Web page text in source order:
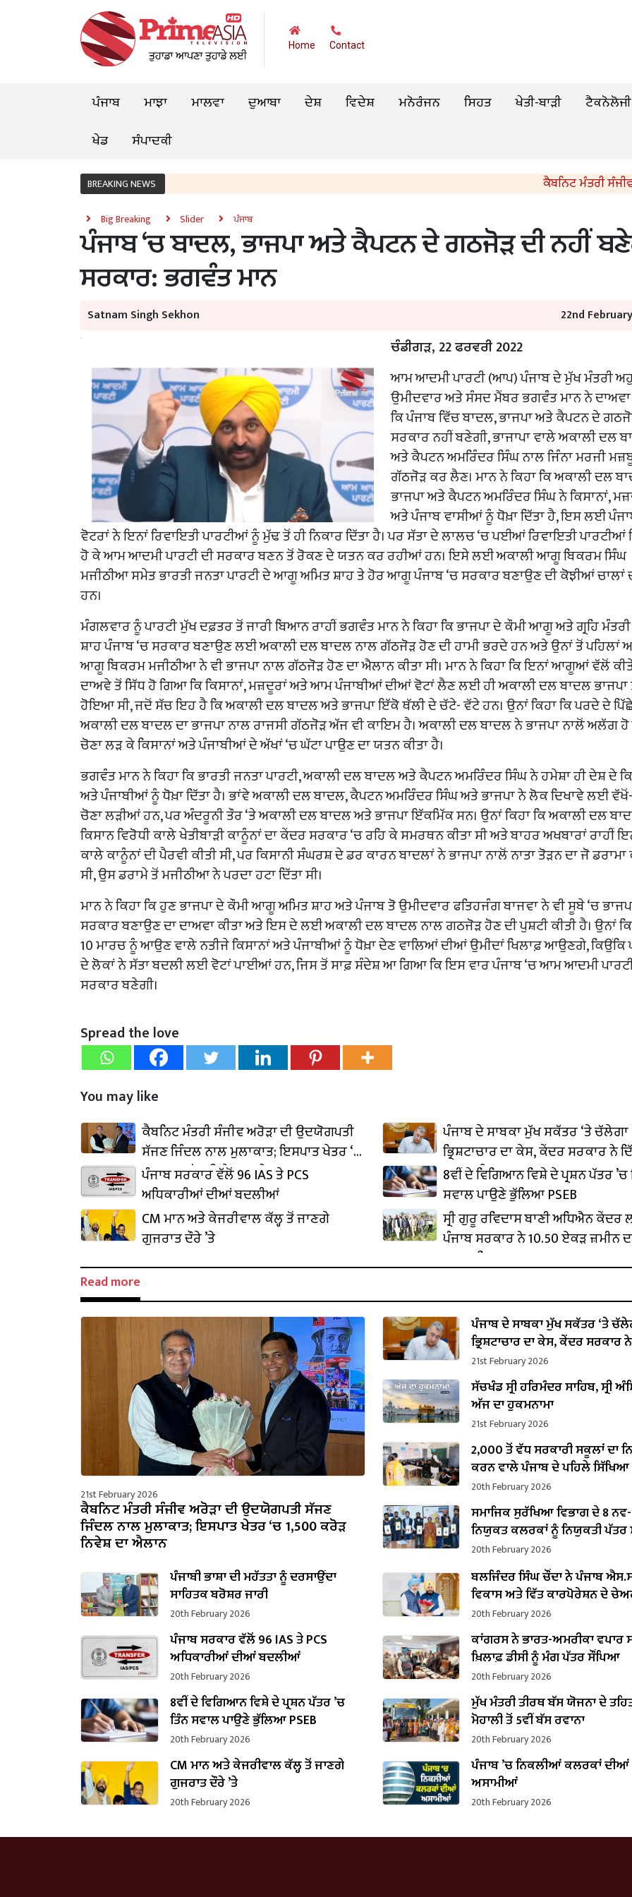
Home Contact
ਪੰਜਾਬ ਮਾਝਾ ਮਾਲਵਾ ਦੁਆਬਾ ਦੇਸ਼ ਵਿਦੇਸ਼ ਮਨੋਰੰਜਨ ਸਿਹਤ ਖੇਤੀ-ਬਾੜੀ ਟੈਕਨੋਲੋਜੀ
ਖੇਡ
ਸੰਪਾਦਕੀ
BREAKING NEWS ਕੈਬਨਿਟ ਮੰਤਰੀ ਸੰਜੀਵ
Big Breaking Slider ਪੰਜਾਬ
ਪੰਜਾਬ ‘ਚ ਬਾਦਲ, ਭਾਜਪਾ ਅਤੇ ਕੈਪਟਨ ਦੇ ਗਠਜੋੜ ਦੀ ਨਹੀਂ
ਸਰਕਾਰ: ਭਗਵੰਤ ਮਾਨ
Satnam Singh Sekhon 22nd
ਚੰਡੀਗੜ, 22 ਫਰਵਰੀ 2022
ਆਮ ਆਦਮੀ ਪਾਰਟੀ (ਆਪ) ਪੰਜਾਬ ਦੇ ਮੁੱਖ ਮੰਤਰੀ
ਉਮੀਦਵਾਰ ਅਤੇ ਸੰਸਦ ਮੈਂਬਰ ਭਗਵੰਤ ਮਾਨ ਨੇ ਦਾਅਵਾ
ਕਿ ਪੰਜਾਬ ਵਿੱਚ ਬਾਦਲ, ਭਾਜਪਾ ਅਤੇ ਕੈਪਟਨ ਦੇ
ਸਰਕਾਰ ਨਹੀਂ ਬਣੇਗੀ, ਭਾਜਾਪਾ ਵਾਲੇ ਅਕਾਲੀ ਦਲ
ਅਤੇ ਕੈਪਟਨ ਅਮਰਿੰਦਰ ਸਿੰਘ ਨਾਲ ਜਿੰਨਾ ਮਰਜੀ
ਗੱਠਜੋੜ ਕਰ ਲੈਣ। ਮਾਨ ਨੇ ਕਿਹਾ ਕਿ ਅਕਾਲੀ ਦਲ
ਭਾਜਪਾ ਅਤੇ ਕੈਪਟਨ ਅਮਰਿੰਦਰ ਸਿੰਘ ਨੇ ਕਿਸਾਨਾਂ,
ਅਤੇ ਪੰਜਾਬ ਵਾਸੀਆਂ ਨੂੰ ਧੋਖ਼ਾ ਦਿੱਤਾ ਹੈ, ਇਸ ਲਈ
ਵੋਟਰਾਂ ਨੇ ਇਨਾਂ ਰਿਵਾਇਤੀ ਪਾਰਟੀਆਂ ਨੂੰ ਮੁੱਢ ਤੋਂ ਹੀ ਨਿਕਾਰ ਦਿੱਤਾ ਹੈ। ਪਰ ਸੱਤਾ ਦੇ ਲਾਲਚ ‘ਚ ਪਈਆਂ ਰਿਵਾਇਤੀ
ਹੋ ਕੇ ਆਮ ਆਦਮੀ ਪਾਰਟੀ ਦੀ ਸਰਕਾਰ ਬਣਨ ਤੋਂ ਰੋਕਣ ਦੇ ਯਤਨ ਕਰ ਰਹੀਆਂ ਹਨ। ਇਸੇ ਲਈ ਅਕਾਲੀ ਆਗੂ ਬਿਕਰਮ ਸਿੰਘ
ਮਜੀਠੀਆ ਸਮੇਤ ਭਾਰਤੀ ਜਨਤਾ ਪਾਰਟੀ ਦੇ ਆਗੂ ਅਮਿਤ ਸ਼ਾਹ ਤੇ ਹੋਰ ਆਗੂ ਪੰਜਾਬ ‘ਚ ਸਰਕਾਰ ਬਣਾਉਣ ਦੀ ਕੋਝੀਆਂ
ਹਨ।
ਮੰਗਲਵਾਰ ਨੂੰ ਪਾਰਟੀ ਮੁੱਖ ਦਫ਼ਤਰ ਤੋਂ ਜਾਰੀ ਬਿਆਨ ਰਾਹੀਂ ਭਗਵੰਤ ਮਾਨ ਨੇ ਕਿਹਾ ਕਿ ਭਾਜਪਾ ਦੇ ਕੌਮੀ ਆਗੂ ਅਤੇ ਗ੍ਰਹਿ
ਸ਼ਾਹ ਪੰਜਾਬ ‘ਚ ਸਰਕਾਰ ਬਣਾਉਣ ਲਈ ਅਕਾਲੀ ਦਲ ਬਾਦਲ ਨਾਲ ਗੱਠਜੋੜ ਹੋਣ ਦੀ ਹਾਮੀ ਭਰਦੇ ਹਨ ਅਤੇ ਉਨਾਂ ਤੋਂ ਪਹਿਲਾਂ
ਆਗੂ ਬਿਕਰਮ ਮਜੀਠੀਆ ਨੇ ਵੀ ਭਾਜਪਾ ਨਾਲ ਗੱਠਜੋੜ ਹੋਣ ਦਾ ਐਲਾਨ ਕੀਤਾ ਸੀ। ਮਾਨ ਨੇ ਕਿਹਾ ਕਿ ਇਨਾਂ ਆਗੂਆਂ ਵੱਲੋਂ
ਦਾਅਵੇ ਤੋਂ ਸਿੱਧ ਹੋ ਗਿਆ ਕਿ ਕਿਸਾਨਾਂ, ਮਜ਼ਦੂਰਾਂ ਅਤੇ ਆਮ ਪੰਜਾਬੀਆਂ ਦੀਆਂ ਵੋਟਾਂ ਲੈਣ ਲਈ ਹੀ ਅਕਾਲੀ ਦਲ ਬਾਦਲ
ਹੋਇਆ ਸੀ, ਜਦੋਂ ਸੱਚ ਇਹ ਹੈ ਕਿ ਅਕਾਲੀ ਦਲ ਬਾਦਲ ਅਤੇ ਭਾਜਪਾ ਇੱਕੋ ਥੱਲੀ ਦੇ ਚੱਟੇ- ਵੱਟੇ ਹਨ। ਉਨਾਂ ਕਿਹਾ ਕਿ ਪਰਦੇ ਦੇ
ਅਕਾਲੀ ਦਲ ਬਾਦਲ ਦਾ ਭਾਜਪਾ ਨਾਲ ਰਾਜਸੀ ਗੱਠਜੋੜ ਅੱਜ ਵੀ ਕਾਇਮ ਹੈ। ਅਕਾਲੀ ਦਲ ਬਾਦਲ ਨੇ ਭਾਜਪਾ ਨਾਲੋਂ ਅਲੱਗ
ਚੋਣਾ ਲੜ ਕੇ ਕਿਸਾਨਾਂ ਅਤੇ ਪੰਜਾਬੀਆਂ ਦੇ ਅੱਖਾਂ ‘ਚ ਘੱਟਾ ਪਾਉਣ ਦਾ ਯਤਨ ਕੀਤਾ ਹੈ।
ਭਗਵੰਤ ਮਾਨ ਨੇ ਕਿਹਾ ਕਿ ਭਾਰਤੀ ਜਨਤਾ ਪਾਰਟੀ, ਅਕਾਲੀ ਦਲ ਬਾਦਲ ਅਤੇ ਕੈਪਟਨ ਅਮਰਿੰਦਰ ਸਿੰਘ ਨੇ ਹਮੇਸ਼ਾ ਹੀ ਦੇਸ਼ ਦੇ
ਅਤੇ ਪੰਜਾਬੀਆਂ ਨੂੰ ਧੋਖ਼ਾ ਦਿੱਤਾ ਹੈ। ਭਾਂਵੇ ਅਕਾਲੀ ਦਲ ਬਾਦਲ, ਕੈਪਟਨ ਅਮਰਿੰਦਰ ਸਿੰਘ ਅਤੇ ਭਾਜਪਾ ਨੇ ਲੋਕ ਦਿਖਾਵੇ ਲਈ
ਚੋਣਾ ਲੜੀਆਂ ਹਨ, ਪਰ ਅੰਦਰੂਨੀ ਤੌਰ ‘ਤੇ ਅਕਾਲੀ ਦਲ ਬਾਦਲ ਅਤੇ ਭਾਜਪਾ ਇੱਕਮਿੱਕ ਸਨ। ਉਨਾਂ ਕਿਹਾ ਕਿ ਅਕਾਲੀ ਦਲ
ਕਿਸਾਨ ਵਿਰੋਧੀ ਕਾਲੇ ਖੇਤੀਬਾੜੀ ਕਾਨੂੰਨਾਂ ਦਾ ਕੇਂਦਰ ਸਰਕਾਰ ‘ਚ ਰਹਿ ਕੇ ਸਮਰਥਨ ਕੀਤਾ ਸੀ ਅਤੇ ਬਾਹਰ ਅਖਬਾਰਾਂ ਰਾਹੀਂ
ਕਾਲੇ ਕਾਨੂੰਨਾਂ ਦੀ ਪੈਰਵੀ ਕੀਤੀ ਸੀ, ਪਰ ਕਿਸਾਨੀ ਸੰਘਰਸ਼ ਦੇ ਡਰ ਕਾਰਨ ਬਾਦਲਾਂ ਨੇ ਭਾਜਪਾ ਨਾਲੋਂ ਨਾਤਾ ਤੋੜਨ ਦਾ ਜੋ ਡਰਾਮਾ
ਸੀ, ਉਸ ਡਰਾਮੇ ਤੋਂ ਮਜੀਠੀਆ ਨੇ ਪਰਦਾ ਹਟਾ ਦਿੱਤਾ ਸੀ।
ਮਾਨ ਨੇ ਕਿਹਾ ਕਿ ਹੁਣ ਭਾਜਪਾ ਦੇ ਕੌਮੀ ਆਗੂ ਅਮਿਤ ਸ਼ਾਹ ਅਤੇ ਪੰਜਾਬ ਤੋ ਉਮੀਦਵਾਰ ਫਤਿਹਜੰਗ ਬਾਜਵਾ ਨੇ ਵੀ ਸੂਬੇ ‘ਚ
ਸਰਕਾਰ ਬਣਾਉਣ ਦਾ ਦਾਅਵਾ ਕੀਤਾ ਅਤੇ ਇਸ ਦੇ ਲਈ ਅਕਾਲੀ ਦਲ ਬਾਦਲ ਨਾਲ ਗਠਜੋੜ ਹੋਣ ਦੀ ਪੁਸ਼ਟੀ ਕੀਤੀ ਹੈ। ਉਨਾਂ
10 ਮਾਰਚ ਨੂੰ ਆਉਣ ਵਾਲੇ ਨਤੀਜੇ ਕਿਸਾਨਾਂ ਅਤੇ ਪੰਜਾਬੀਆਂ ਨੂੰ ਧੋਖ਼ਾ ਦੇਣ ਵਾਲਿਆਂ ਦੀਆਂ ਉਮੀਦਾਂ ਖਿਲਾਫ਼ ਆਉਣਗੇ, ਕਿਉਂਕਿ
ਦੇ ਲੋਕਾਂ ਨੇ ਸੱਤਾ ਬਦਲੀ ਲਈ ਵੋਟਾਂ ਪਾਈਆਂ ਹਨ, ਜਿਸ ਤੋਂ ਸਾਫ਼ ਸੰਦੇਸ਼ ਆ ਗਿਆ ਕਿ ਇਸ ਵਾਰ ਪੰਜਾਬ ‘ਚ ਆਮ ਆਦਮੀ
ਸਰਕਾਰ ਬਣੇਗੀ।
Spread the love
You may like
ਕੈਬਨਿਟ ਮੰਤਰੀ ਸੰਜੀਵ ਅਰੋੜਾ ਦੀ ਉਦਯੋਗਪਤੀ
ਸੱਜਣ ਜਿੰਦਲ ਨਾਲ ਮੁਲਾਕਾਤ; ਇਸਪਾਤ ਖੇਤਰ ‘ਚ
₹1,500 ਕਰੋੜ ਨਿਵੇਸ਼ ਦਾ ਐਲਾਨ
ਪੰਜਾਬ ਦੇ ਸਾਬਕਾ ਮੁੱਖ ਸਕੱਤਰ ‘ਤੇ ਚੱਲੇਗਾ
ਭ੍ਰਿਸ਼ਟਾਚਾਰ ਦਾ ਕੇਸ, ਕੇਂਦਰ ਸਰਕਾਰ ਨੇ
ਪ੍ਰਵਾਨਗੀ
ਪੰਜਾਬ ਸਰਕਾਰ ਵੱਲੋਂ 96 IAS ਤੇ PCS
ਅਧਿਕਾਰੀਆਂ ਦੀਆਂ ਬਦਲੀਆਂ
8ਵੀਂ ਦੇ ਵਿਗਿਆਨ ਵਿਸ਼ੇ ਦੇ ਪ੍ਰਸ਼ਨ ਪੱਤਰ ’ਚ
ਸਵਾਲ ਪਾਉਣੇ ਭੁੱਲਿਆ PSEB
CM ਮਾਨ ਅਤੇ ਕੇਜਰੀਵਾਲ ਕੱਲ੍ਹ ਤੋਂ ਜਾਣਗੇ
ਗੁਜਰਾਤ ਦੌਰੇ ’ਤੇ
ਸ੍ਰੀ ਗੁਰੂ ਰਵਿਦਾਸ ਬਾਣੀ ਅਧਿਐਨ
ਪੰਜਾਬ ਸਰਕਾਰ ਨੇ 10.50 ਏਕੜ ਜ਼ਮੀਨ
ਕਬਜ਼ਾ ਲਿਆ
Read more
21st February 2026
ਕੈਬਨਿਟ ਮੰਤਰੀ ਸੰਜੀਵ ਅਰੋੜਾ ਦੀ ਉਦਯੋਗਪਤੀ ਸੱਜਣ
ਜਿੰਦਲ ਨਾਲ ਮੁਲਾਕਾਤ; ਇਸਪਾਤ ਖੇਤਰ ‘ਚ ₹1,500 ਕਰੋੜ
ਨਿਵੇਸ਼ ਦਾ ਐਲਾਨ
ਪੰਜਾਬ ਦੇ ਸਾਬਕਾ ਮੁੱਖ ਸਕੱਤਰ ‘ਤੇ
ਭ੍ਰਿਸ਼ਟਾਚਾਰ ਦਾ ਕੇਸ, ਕੇਂਦਰ ਸਰਕਾਰ
ਪ੍ਰਵਾਨਗੀ
21st February 2026
ਸੱਚਖੰਡ ਸ੍ਰੀ ਹਰਿਮੰਦਰ ਸਾਹਿਬ, ਸ੍ਰੀ
ਅੱਜ ਦਾ ਹੁਕਮਨਾਮਾ
21st February 2026
2,000 ਤੋਂ ਵੱਧ ਸਰਕਾਰੀ ਸਕੂਲਾਂ ਦਾ
ਕਰਨ ਵਾਲੇ ਪੰਜਾਬ ਦੇ ਪਹਿਲੇ ਸਿੱਖਿਆ
ਬਣੇ ਹਰਜੋਤ ਸਿੰਘ ਬੈਂਸ
20th February 2026
ਸਮਾਜਿਕ ਸੁਰੱਖਿਆ ਵਿਭਾਗ ਦੇ 8 ਨਵ-
ਨਿਯੁਕਤ ਕਲਰਕਾਂ ਨੂੰ ਨਿਯੁਕਤੀ ਪੱਤਰ
20th February 2026
ਪੰਜਾਬੀ ਭਾਸ਼ਾ ਦੀ ਮਹੱਤਤਾ ਨੂੰ ਦਰਸਾਉਂਦਾ
ਸਾਹਿਤਕ ਬਰੋਸ਼ਰ ਜਾਰੀ
20th February 2026
ਬਲਜਿੰਦਰ ਸਿੰਘ ਚੌਂਦਾ ਨੇ ਪੰਜਾਬ
ਵਿਕਾਸ ਅਤੇ ਵਿੱਤ ਕਾਰਪੋਰੇਸ਼ਨ ਦੇ
ਵਜੋਂ ਸੰਭਾਲਿਆ ਕਾਰਜਭਾਰ
20th February 2026
ਪੰਜਾਬ ਸਰਕਾਰ ਵੱਲੋਂ 96 IAS ਤੇ PCS
ਅਧਿਕਾਰੀਆਂ ਦੀਆਂ ਬਦਲੀਆਂ
20th February 2026
ਕਾਂਗਰਸ ਨੇ ਭਾਰਤ-ਅਮਰੀਕਾ ਵਪਾਰ
ਖ਼ਿਲਾਫ਼ ਡੀਸੀ ਨੂੰ ਮੰਗ ਪੱਤਰ ਸੌਂਪਿਆ
20th February 2026
8ਵੀਂ ਦੇ ਵਿਗਿਆਨ ਵਿਸ਼ੇ ਦੇ ਪ੍ਰਸ਼ਨ ਪੱਤਰ ’ਚ
ਤਿੰਨ ਸਵਾਲ ਪਾਉਣੇ ਭੁੱਲਿਆ PSEB
20th February 2026
ਮੁੱਖ ਮੰਤਰੀ ਤੀਰਥ ਬੱਸ ਯੋਜਨਾ ਦੇ
ਮੋਹਾਲੀ ਤੋਂ 5ਵੀਂ ਬੱਸ ਰਵਾਨਾ
20th February 2026
CM ਮਾਨ ਅਤੇ ਕੇਜਰੀਵਾਲ ਕੱਲ੍ਹ ਤੋਂ ਜਾਣਗੇ
ਗੁਜਰਾਤ ਦੌਰੇ ’ਤੇ
20th February 2026
ਪੰਜਾਬ ’ਚ ਨਿਕਲੀਆਂ ਕਲਰਕਾਂ ਦੀਆਂ
ਅਸਾਮੀਆਂ
20th February 2026